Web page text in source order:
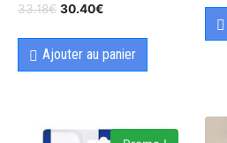
33.18€ 30.40€
Ajouter au panier